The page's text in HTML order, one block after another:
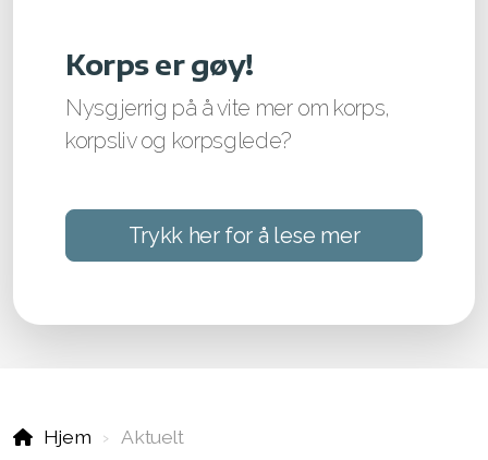
Korps er gøy!
Nysgjerrig på å vite mer om korps,
korpsliv og korpsglede?
Trykk her for å lese mer
Hjem Aktuelt